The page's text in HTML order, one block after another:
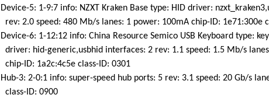
Device-5: 1-9:7 info: NZXT Kraken Base type: HID driver:
rev: 2.0 speed: 480 Mb/s lanes: 1 power: 100mA chip-ID: 1e71:300e
Device-6: 1-12:12 info: China Resource Semico USB Keyboard type:
driver: hid-generic,usbhid interfaces: 2 rev: 1.1 speed: 1.5 Mb/s
chip-ID: 1a2c:4c5e class-ID: 0301
Hub-3: 2-0:1 info: super-speed hub ports: 5 rev: 3.1 speed: 20 Gb/s
class-ID: 0900